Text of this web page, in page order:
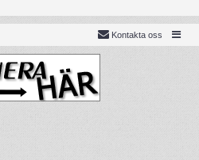
Kontakta oss